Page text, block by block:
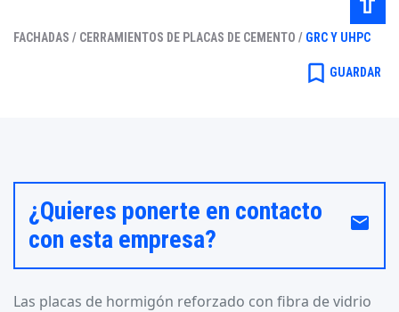
GRC y UHPC
FACHADAS / CERRAMIENTOS DE PLACAS DE CEMENTO / GRC Y UHPC
bookmark_border GUARDAR
¿Quieres ponerte en contacto
con esta empresa?
email
Las placas de hormigón reforzado con fibra de vidrio